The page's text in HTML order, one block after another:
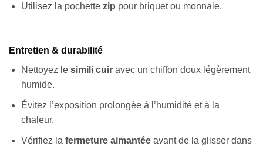
Utilisez la pochette zip pour briquet ou monnaie.
Entretien & durabilité
Nettoyez le simili cuiravec un chiffon doux légèrement
humide.
Évitez l’exposition prolongée à l’humidité et à la
chaleur.
Vérifiez la fermeture aimantéeavant de la glisser dans